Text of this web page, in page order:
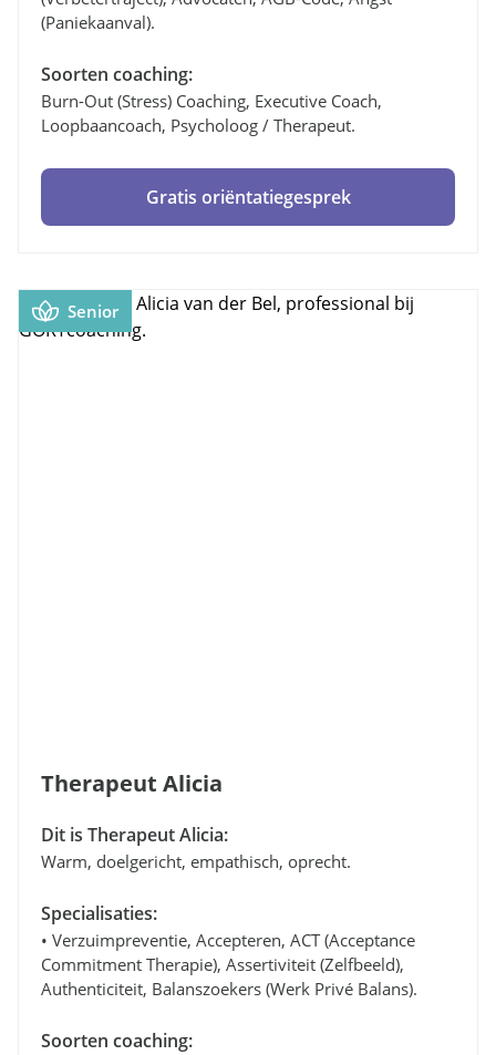
(paniekaanval).
Soorten coaching:
Burn-Out (stress) Coaching, Executive Coach,
Loopbaancoach, Psycholoog / Therapeut.
Gratis oriëntatiegesprek
Senior
Therapeut Alicia
Dit is Therapeut Alicia:
Warm, doelgericht, empathisch, oprecht.
Specialisaties:
• Verzuimpreventie, Accepteren, ACT (Acceptance
Commitment Therapie), Assertiviteit (zelfbeeld),
Authenticiteit, Balanszoekers (werk Privé Balans).
Soorten coaching: